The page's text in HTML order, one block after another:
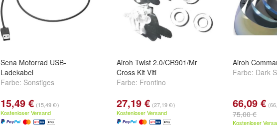
Sena Motorrad USB-
Ladekabel
Farbe: Sonstiges
15,49 € (15,49 €/)
Kostenloser Versand
Airoh Twist 2.0/CR901/Mr
Cross Kit Viti
Farbe: Frontino
27,19 € (27,19 €/)
Kostenloser Versand
Airoh
Farbe: Dark
66,09 €
75,00 €
Kostenloser